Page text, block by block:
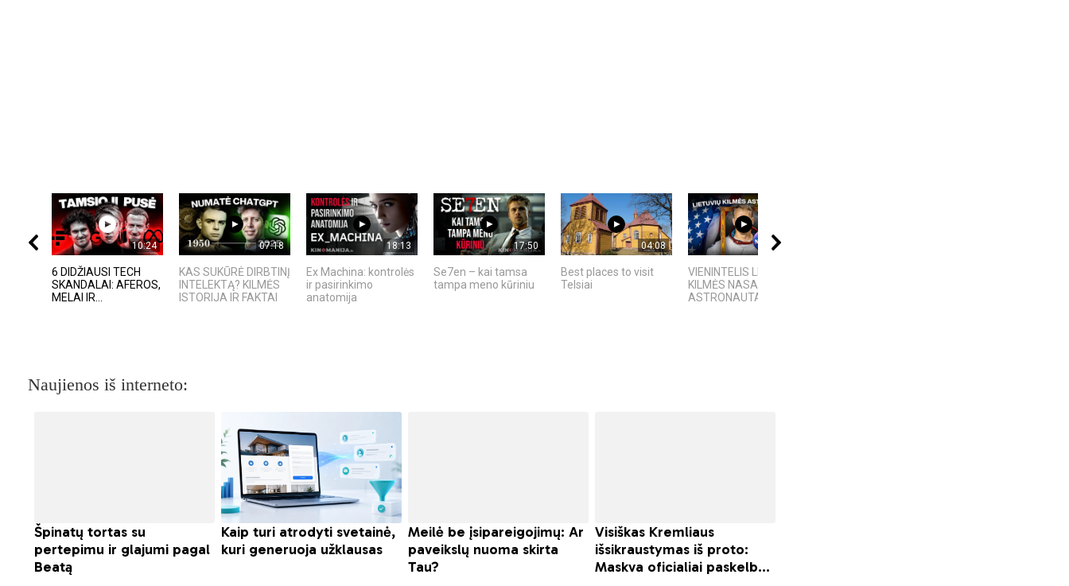
10:24
6 DIDŽIAUSI TECH
SKANDALAI: AFEROS,
MELAI IR...
07:18
KAS SUKŪRĖ DIRBTINĮ
INTELEKTĄ? KILMĖS
ISTORIJA IR FAKTAI
18:13
Ex Machina: kontrolės
ir pasirinkimo
anatomija
17:50
Se7en – kai tamsa
tampa meno kūriniu
04:08
Best places to visit
Telsiai
08:40
VIENINTELIS LIETUVIŲ
KILMĖS NASA
ASTRONAUTAS
Naujienos iš interneto: